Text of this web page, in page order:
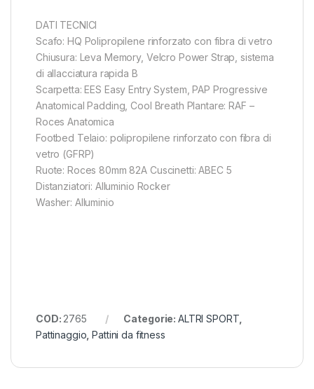
DATI TECNICI
Scafo: HQ Polipropilene rinforzato con fibra di vetro
Chiusura: Leva Memory, Velcro Power Strap, sistema
di allacciatura rapida B
Scarpetta: EES Easy Entry System, PAP Progressive
Anatomical Padding, Cool Breath Plantare: RAF –
Roces Anatomica
Footbed Telaio: polipropilene rinforzato con fibra di
vetro (GFRP)
Ruote: Roces 80mm 82A Cuscinetti: ABEC 5
Distanziatori: Alluminio Rocker
Washer: Alluminio
COD: 2765 Categorie: ALTRI SPORT
Pattinaggio ,Pattini da fitness